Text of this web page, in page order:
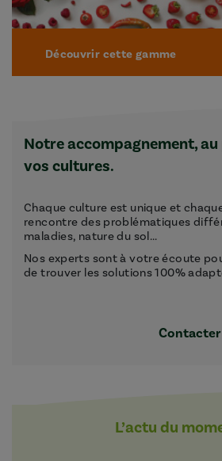
Découvrir cette gamme
Notre accompagnement,
vos cultures.
Chaque culture est unique et
rencontre des problématiques
maladies, nature du sol...
Nos experts sont à votre écoute
de trouver les solutions 100%
L’actu du